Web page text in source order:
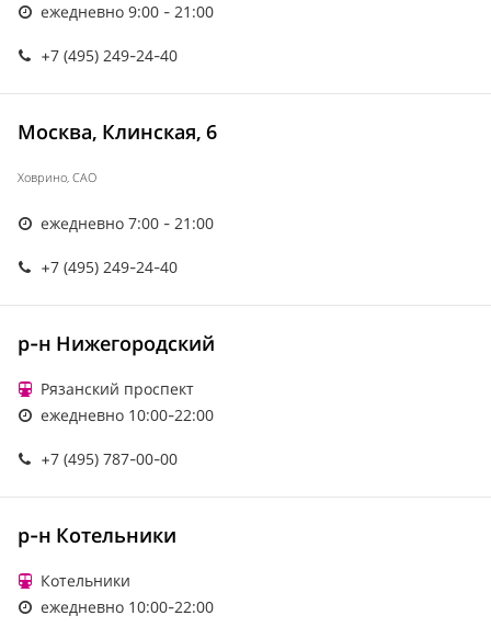
ежедневно 9:00 - 21:00
+7 (495) 249-24-40
Москва, Клинская, 6
Ховрино, САО
ежедневно 7:00 - 21:00
+7 (495) 249-24-40
р-н Нижегородский
Рязанский проспект
ежедневно 10:00-22:00
+7 (495) 787-00-00
р-н Котельники
Котельники
ежедневно 10:00-22:00